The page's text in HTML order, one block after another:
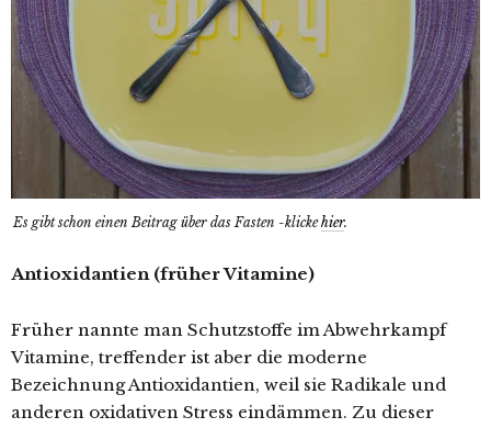
Es gibt schon einen Beitrag über das Fasten -klickehier.
Antioxidantien (früher Vitamine)
Früher nannte man Schutzstoffe im Abwehrkampf
Vitamine, treffender ist aber die moderne
Bezeichnung Antioxidantien, weil sie Radikale und
anderen oxidativen Stress eindämmen. Zu dieser